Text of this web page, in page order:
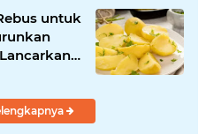
untuk